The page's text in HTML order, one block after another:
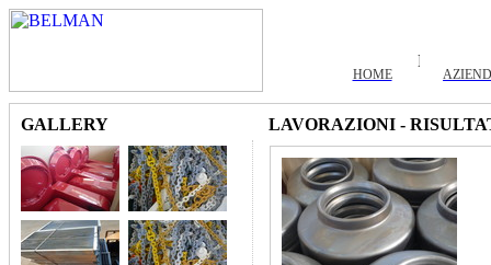
HOME
GALLERY LAVORAZIONI -